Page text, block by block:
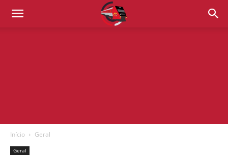
Início Geral
Geral